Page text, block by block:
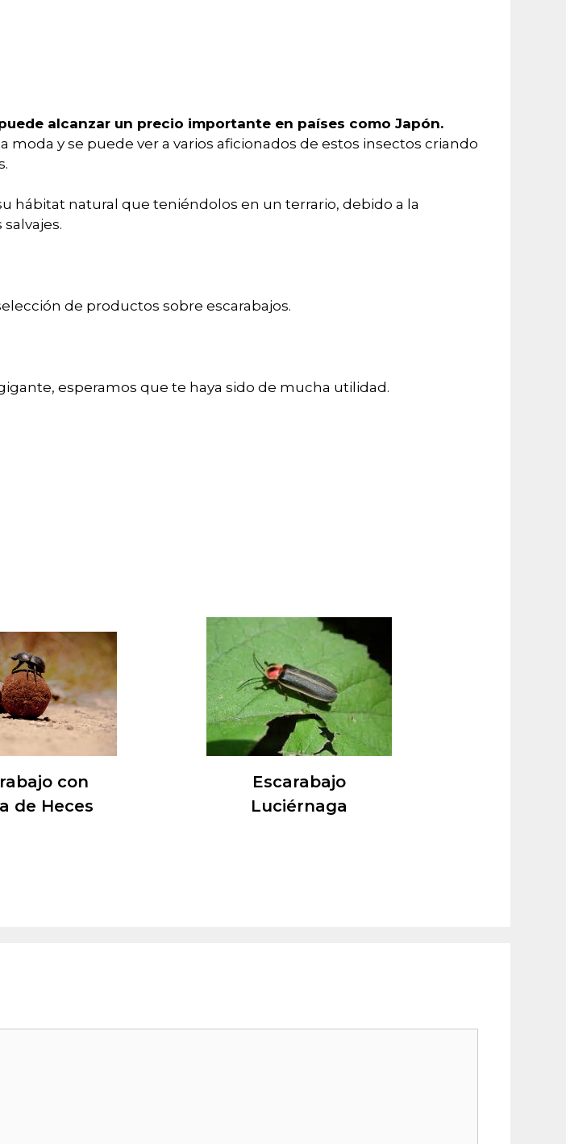
alcanzar un precio importante en países como Japón.
moda y se puede ver a varios aficionados de estos insectos criando
hábitat natural que teniéndolos en un terrario, debido a la
de productos sobre escarabajos.
esperamos que te haya sido de mucha utilidad.
con
de Heces
Escarabajo
Luciérnaga